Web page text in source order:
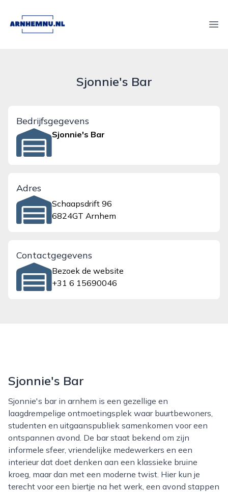
arnhemnu.nl
Sjonnie's Bar
Bedrijfsgegevens
Sjonnie's Bar
Adres
Schaapsdrift 96
6824GT Arnhem
Contactgegevens
Bezoek de website
+31 6 15690046
Sjonnie's Bar
Sjonnie's bar in arnhem is een gezellige en
laagdrempelige ontmoetingsplek waar buurtbewoners,
studenten en uitgaanspubliek samenkomen voor een
ontspannen avond. De bar staat bekend om zijn
informele sfeer, vriendelijke medewerkers en een
interieur dat doet denken aan een klassieke bruine
kroeg, maar dan met een moderne twist. Hier kun je
terecht voor een biertje na het werk, een avond stappen